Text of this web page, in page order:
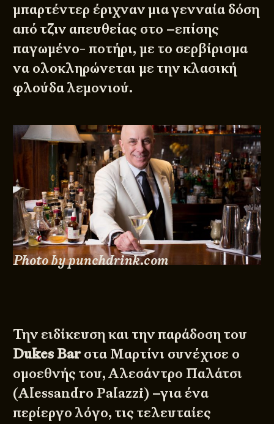
μπαρτέντερ έριχναν μια γενναία δόση
από τζιν απευθείας στο –επίσης
παγωμένο- ποτήρι, με το σερβίρισμα
να ολοκληρώνεται με την κλασική
φλούδα λεμονιού.
Photo by punchdrink.com
Την ειδίκευση και την παράδοση του
Dukes Barστα Μαρτίνι συνέχισε ο
ομοεθνής του, Αλεσάντρο Παλάτσι
(Alessandro Palazzi) –για ένα
περίεργο λόγο, τις τελευταίες